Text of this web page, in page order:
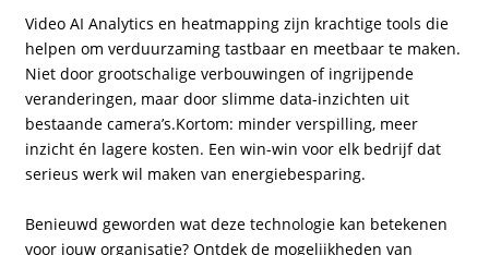
Video AI Analytics en heatmapping zijn krachtige tools die
helpen om verduurzaming tastbaar en meetbaar te maken.
Niet door grootschalige verbouwingen of ingrijpende
veranderingen, maar door slimme data-inzichten uit
bestaande camera’s.Kortom: minder verspilling, meer
inzicht én lagere kosten. Een win-win voor elk bedrijf dat
serieus werk wil maken van energiebesparing.
Benieuwd geworden wat deze technologie kan betekenen
voor jouw organisatie? Ontdek de mogelijkheden van